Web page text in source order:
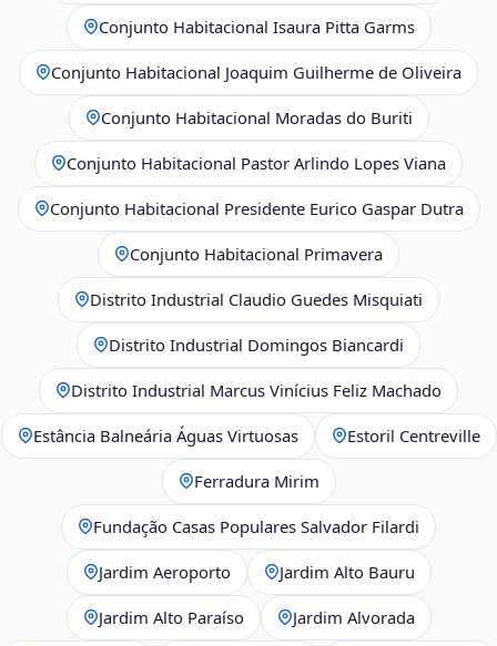
Conjunto Habitacional Isaura Pitta Garms
Conjunto Habitacional Joaquim Guilherme de Oliveira
Conjunto Habitacional Moradas do Buriti
Conjunto Habitacional Pastor Arlindo Lopes Viana
Conjunto Habitacional Presidente Eurico Gaspar Dutra
Conjunto Habitacional Primavera
Distrito Industrial Claudio Guedes Misquiati
Distrito Industrial Domingos Biancardi
Distrito Industrial Marcus Vinícius Feliz Machado
Estância Balneária Águas Virtuosas Estoril Centreville
Ferradura Mirim
Fundação Casas Populares Salvador Filardi
Jardim Aeroporto Jardim Alto Bauru
Jardim Alto Paraíso Jardim Alvorada